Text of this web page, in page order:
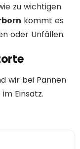
zu wichtigen
kommt es
oder Unfällen.
wir bei Pannen
Einsatz.